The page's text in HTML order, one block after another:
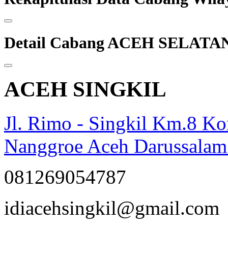
Detail Cabang ACEH
ACEH SINGKIL
Jl. Rimo - Singkil Km.8
Nanggroe Aceh
081269054787
idiacehsingkil@gmail.com